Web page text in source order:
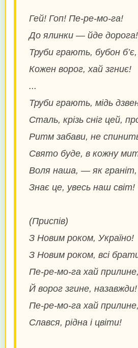
Гей! Гоп! Пе-ре-мо-га!
До ялинки — йде дорога!
Труби грають, бубон б’є,
Кожен ворог, хай згниє!
...
Труби грають, мідь
Сталь, крізь сніг цей,
Ритм забави, не
Свято буде, в кожну
Воля наша, — як граніт,
Знає це, увесь наш світ!
(Приспів)
З Новим роком, Україно!
З Новим роком, всі
Пе-ре-мо-га хай прилине,
Й ворог згине, назавжди!
Пе-ре-мо-га хай прилине,
Слався, рідна і цвіти!